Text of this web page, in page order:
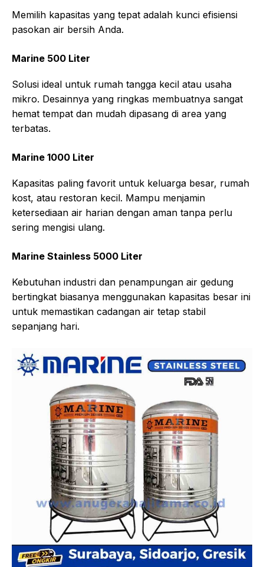
Memilih kapasitas yang tepat adalah kunci efisiensi
pasokan air bersih Anda.
Marine 500 Liter
Solusi ideal untuk rumah tangga kecil atau usaha
mikro. Desainnya yang ringkas membuatnya sangat
hemat tempat dan mudah dipasang di area yang
terbatas.
Marine 1000 Liter
Kapasitas paling favorit untuk keluarga besar, rumah
kost, atau restoran kecil. Mampu menjamin
ketersediaan air harian dengan aman tanpa perlu
sering mengisi ulang.
Marine Stainless 5000 Liter
Kebutuhan industri dan penampungan air gedung
bertingkat biasanya menggunakan kapasitas besar ini
untuk memastikan cadangan air tetap stabil
sepanjang hari.